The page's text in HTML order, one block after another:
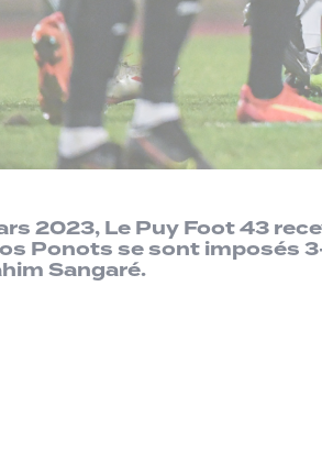
2023, Le Puy Foot 43
Ponots se sont imposés
Sangaré.